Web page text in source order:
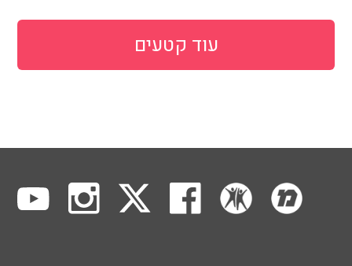
עוד קטעים